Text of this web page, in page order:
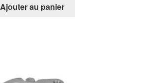
Ajouter au panier